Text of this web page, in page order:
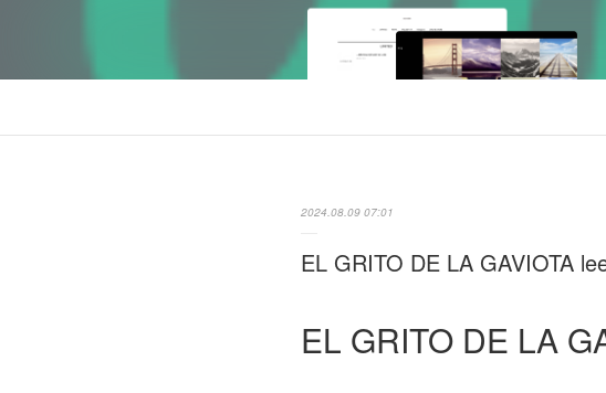
2024.08.09 07:01
EL GRITO DE LA GAVIOTA
EL GRITO DE LA